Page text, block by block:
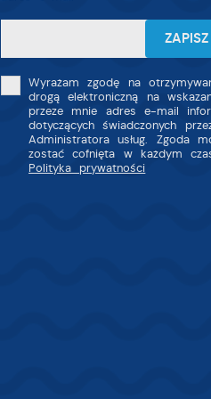
Wyrażam zgodę na
drogą elektroniczną na
przeze mnie adres e-mail
dotyczących świadczonych
Administratora usług. Zgoda
zostać cofnięta w każdym
Polityka prywatności
prezentujących
mediów